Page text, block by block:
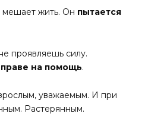
жить. Он пытается
проявляешь силу.
на помощь.
уважаемым. И при
Растерянным.